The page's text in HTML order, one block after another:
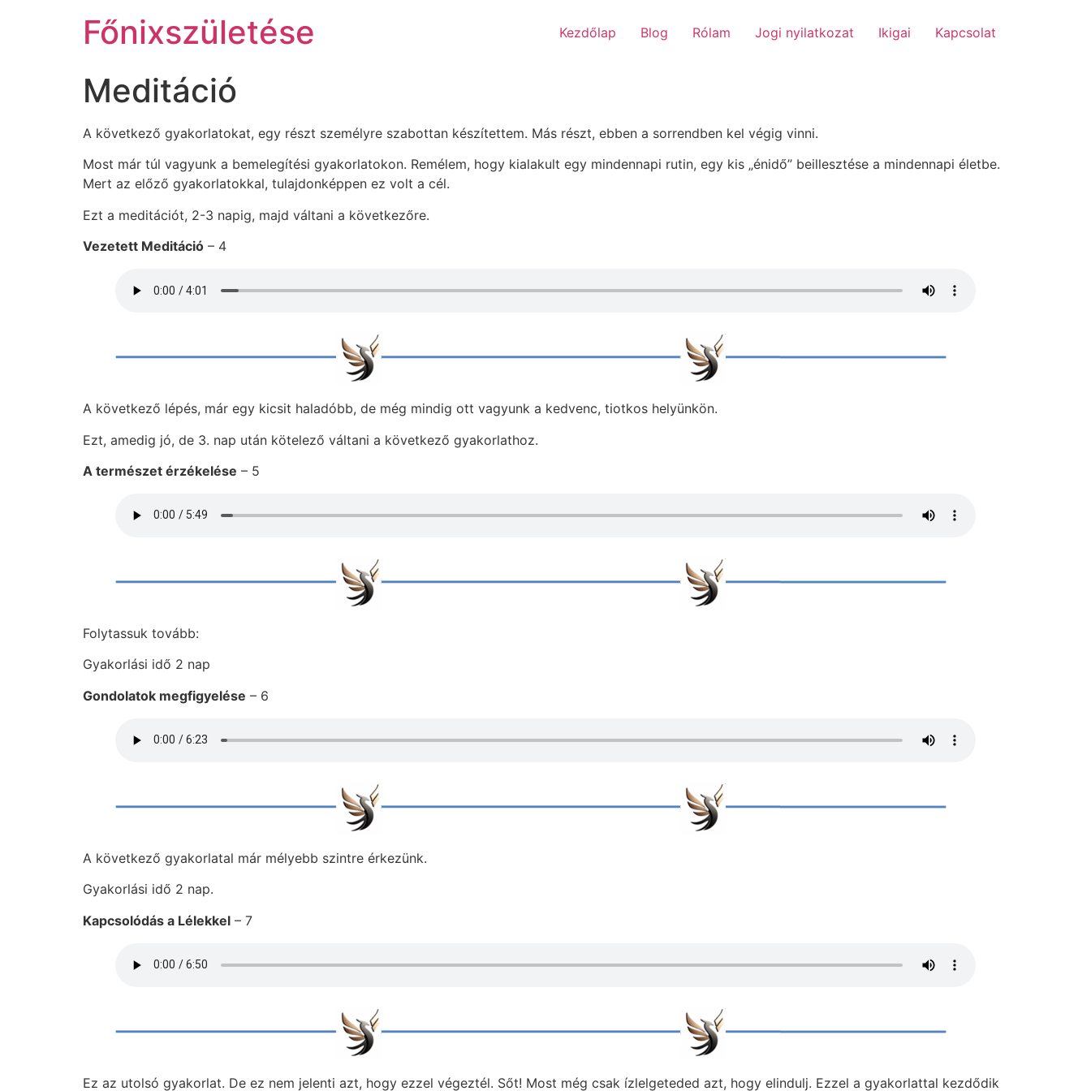
Főnixszületése Kezdőlap Blog Rólam Jogi nyilatkozat Ikigai Kapcsolat
Meditáció
A következő gyakorlatokat, egy részt személyre szabottan készítettem. Más részt, ebben a sorrendben kel végig vinni.
Most már túl vagyunk a bemelegítési gyakorlatokon. Remélem, hogy kialakult egy mindennapi rutin, egy kis „énidő” beillesztése a mindennapi életbe.
Mert az előző gyakorlatokkal, tulajdonképpen ez volt a cél.
Ezt a meditációt, 2-3 napig, majd váltani a következőre.
Vezetett Meditáció – 4
A következő lépés, már egy kicsit haladóbb, de még mindig ott vagyunk a kedvenc, tiotkos helyünkön.
Ezt, amedig jó, de 3. nap után kötelező váltani a következő gyakorlathoz.
A természet érzékelése – 5
Folytassuk tovább:
Gyakorlási idő 2 nap
Gondolatok megfigyelése – 6
A következő gyakorlatal már mélyebb szintre érkezünk.
Gyakorlási idő 2 nap.
Kapcsolódás a Lélekkel – 7
Ez az utolsó gyakorlat. De ez nem jelenti azt, hogy ezzel végeztél. Sőt! Most még csak ízlelgeteded azt, hogy elindulj. Ezzel a gyakorlattal kezdődik